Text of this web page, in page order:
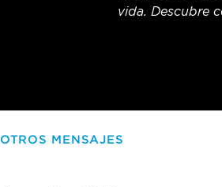
vida. Descubre
OTROS MENSAJES